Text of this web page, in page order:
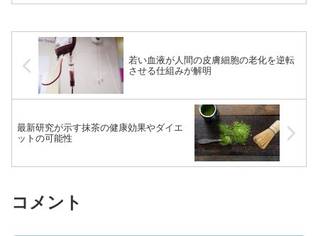
む）
若い血液が人間の皮膚細胞の老化を逆転
させる仕組みが解明
最新研究が示す抹茶の健康効果やダイエ
ットの可能性
コメント